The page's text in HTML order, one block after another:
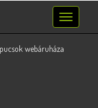
Toggle
navigation
webáruháza